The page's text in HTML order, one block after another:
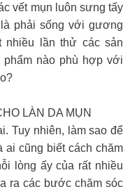
vết mụn luôn sưng tấy
phải sống với gương
nhiều lần thử các sản
phẩm nào phù hợp với
LÀN DA MỤN
Tuy nhiên, làm sao để
ai cũng biết cách chăm
lòng ấy của rất nhiều
ra các bước chăm sóc